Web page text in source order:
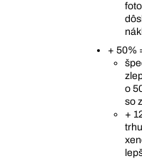
+ 50%
o
so
+